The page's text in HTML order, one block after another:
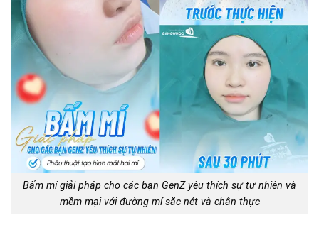
Bấm mí giải pháp cho các bạn GenZ yêu thích sự tự nhiên và
mềm mại với đường mí sắc nét và chân thực